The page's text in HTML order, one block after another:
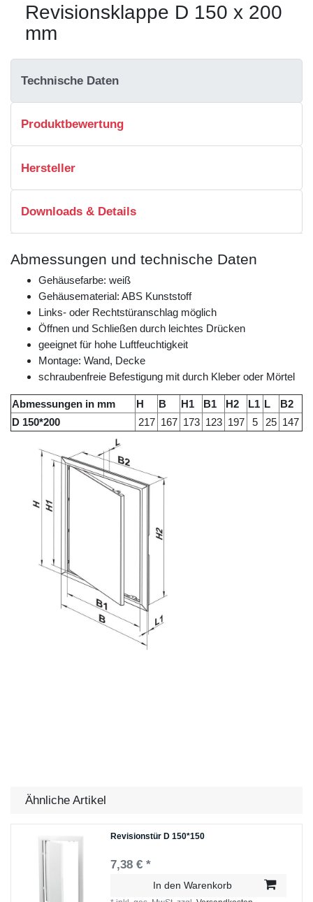
Revisionsklappe D 150 x 200
mm
Technische Daten
Produktbewertung
Hersteller
Downloads & Details
Abmessungen und technische Daten
Gehäusefarbe: weiß
Gehäusematerial: ABS Kunststoff
Links- oder Rechtstüranschlag möglich
Öffnen und Schließen durch leichtes Drücken
geeignet für hohe Luftfeuchtigkeit
Montage: Wand, Decke
schraubenfreie Befestigung mit durch Kleber oder Mörtel
Abmessungen in mm H B H1 B1 H2 L1 L
B2
D 150*200
217 167 173 123 197 5 25 147
Ähnliche Artikel
Revisionstür D 150*150
7,38 € *
In den Warenkorb